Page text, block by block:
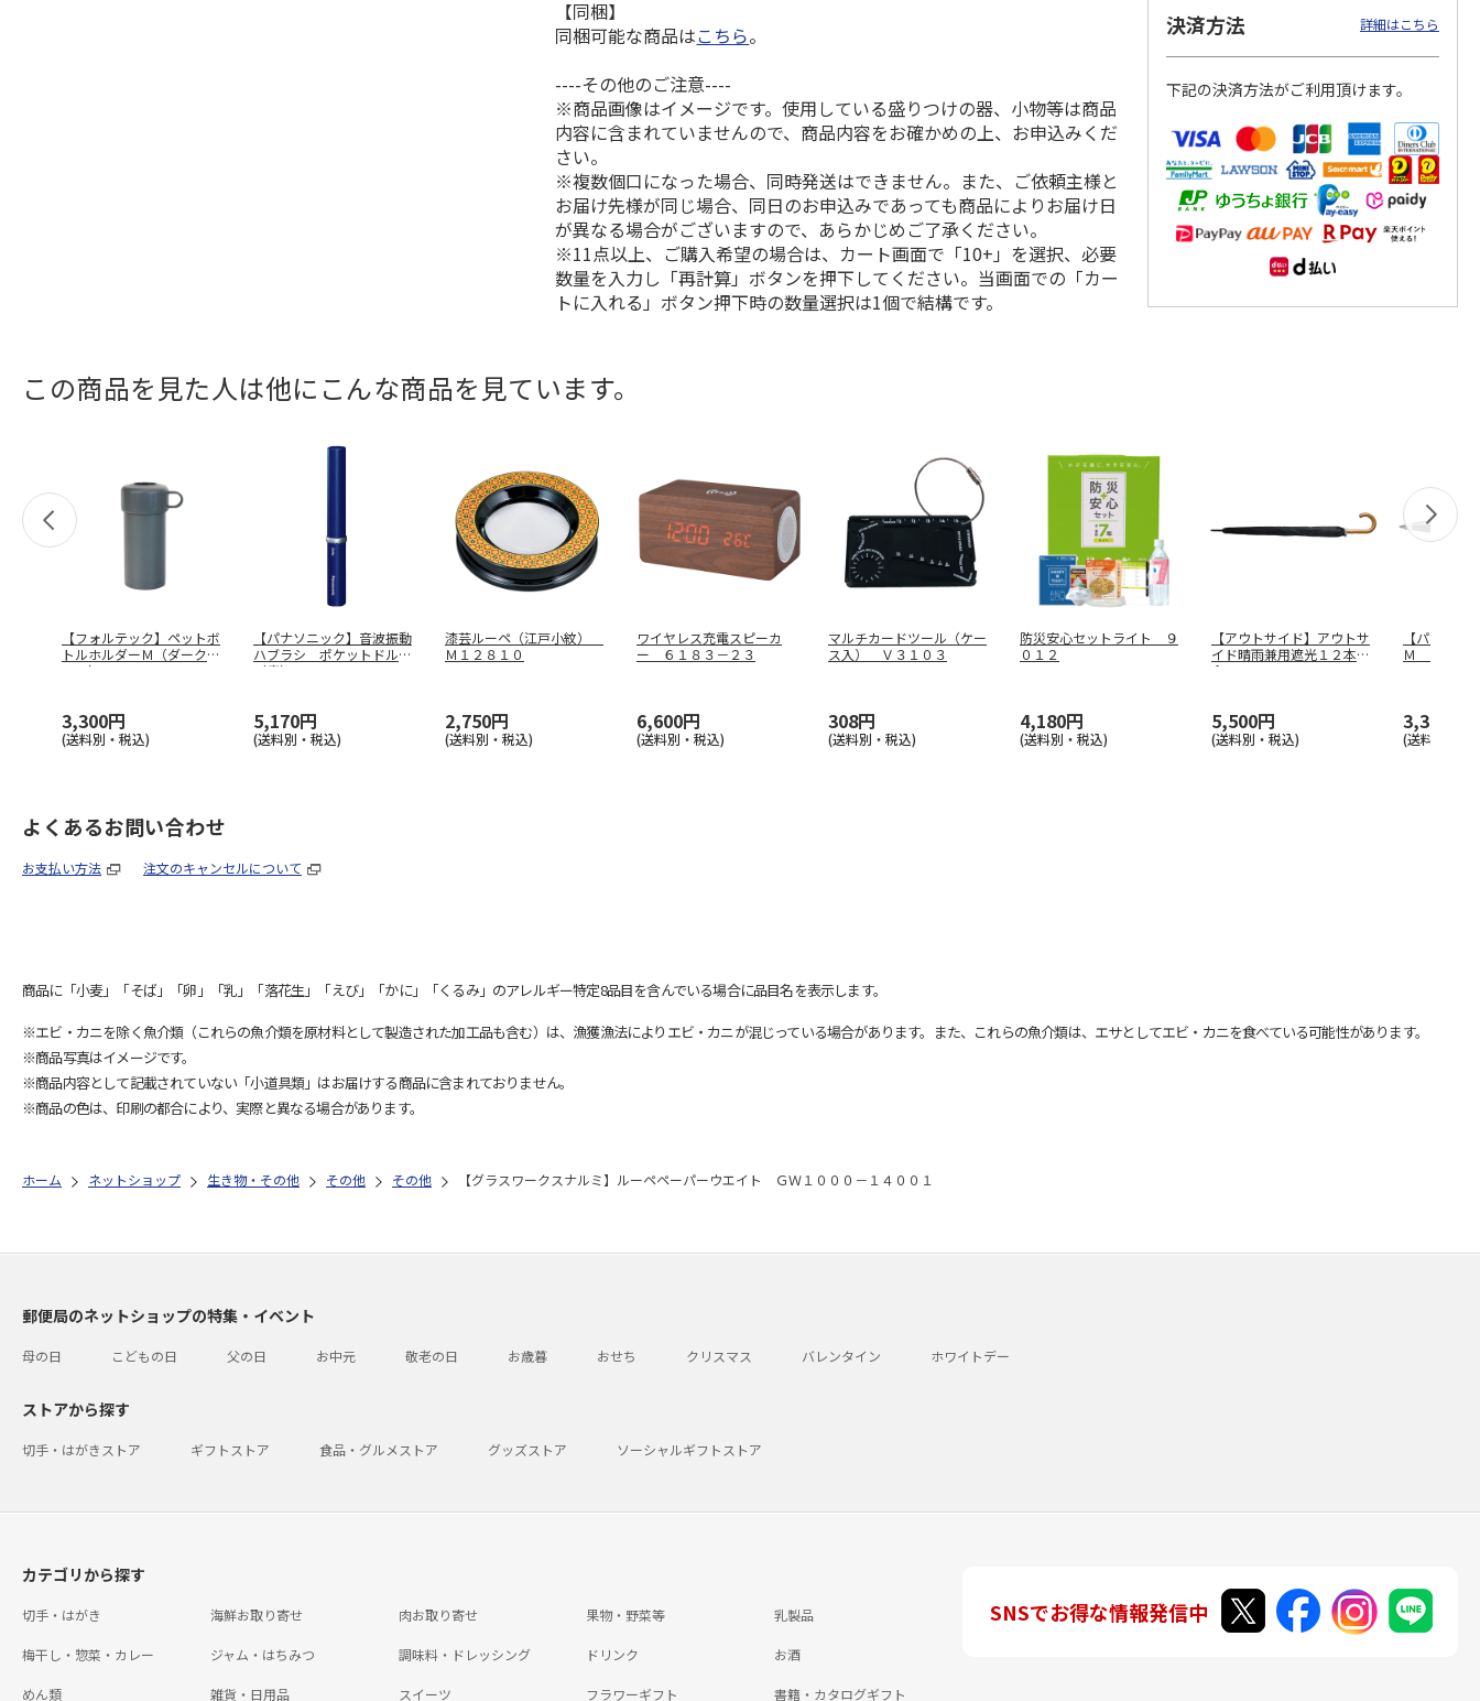
【同梱】
同梱可能な商品はこちら。
----その他のご注意----
※商品画像はイメージです。使用している盛りつけの器、小物等は商品
内容に含まれていませんので、商品内容をお確かめの上、お申込みくだ
さい。
※複数個口になった場合、同時発送はできません。また、ご依頼主様と
お届け先様が同じ場合、同日のお申込みであっても商品によりお届け日
が異なる場合がございますので、あらかじめご了承ください。
※11点以上、ご購入希望の場合は、カート画面で「10+」を選択、必要
数量を入力し「再計算」ボタンを押下してください。当画面での「カー
トに入れる」ボタン押下時の数量選択は1個で結構です。
決済方法 詳細はこちら
下記の決済方法がご利用頂けます。
この商品を見た人は他にこんな商品を見ています。
【フォルテック】ペットボ
トルホルダーＭ（ダークグ
レー） Ｒ
3,300円
(送料別・税込)
【パナソニック】音波振動
ハブラシ ポケットドルツ
（青） Ｅ
5,170円
(送料別・税込)
漆芸ルーペ（江戸小紋）
Ｍ１２８１０
2,750円
(送料別・税込)
ワイヤレス充電スピーカ
ー ６１８３－２３
6,600円
(送料別・税込)
マルチカードツール（ケー
ス入） Ｖ３１０３
308円
(送料別・税込)
防災安心セットライト ９
０１２
4,180円
(送料別・税込)
【アウトサイド】アウトサ
イド晴雨兼用遮光１２本長
傘 ７１４
5,500円
(送料別・税込)
【パーカー
Ｍ １９７
3,300円
(送料別・税
よくあるお問い合わせ
お支払い方法 注文のキャンセルについて
商品に「小麦」「そば」「卵」「乳」「落花生」「えび」「かに」「くるみ」のアレルギー特定8品目を含んでいる場合に品目名を表示します。
※エビ・カニを除く魚介類（これらの魚介類を原材料として製造された加工品も含む）は、漁獲漁法によりエビ・カニが混じっている場合があります。また、これらの魚介類は、エサとしてエビ・カニを食べている可能性があります。
※商品写真はイメージです。
※商品内容として記載されていない「小道具類」はお届けする商品に含まれておりません。
※商品の色は、印刷の都合により、実際と異なる場合があります。
ホーム ネットショップ 生き物・その他 その他 その他 【グラスワークスナルミ】ルーペペーパーウエイト ＧＷ１０００－１４００１
郵便局のネットショップの特集・イベント
母の日 こどもの日 父の日 お中元 敬老の日 お歳暮 おせち クリスマス バレンタイン ホワイトデー
ストアから探す
切手・はがきストア ギフトストア 食品・グルメストア グッズストア ソーシャルギフトストア
カテゴリから探す
切手・はがき 海鮮お取り寄せ 肉お取り寄せ 果物・野菜等 乳製品
梅干し・惣菜・カレー ジャム・はちみつ 調味料・ドレッシング ドリンク お酒
めん類 雑貨・日用品 スイーツ フラワーギフト 書籍・カタログギフト
SNSでお得な情報発信中